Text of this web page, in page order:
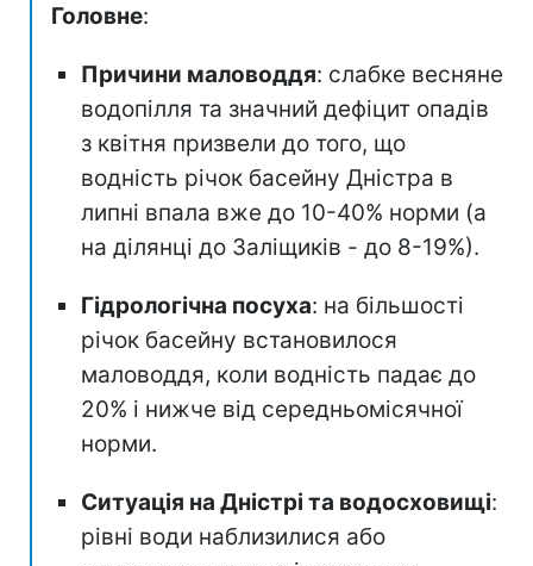
Головне:
Причини маловоддя: слабке весняне
водопілля та значний дефіцит опадів
з квітня призвели до того, що
водність річок басейну Дністра в
липні впала вже до 10-40% норми (а
на ділянці до Заліщиків - до 8-19%).
Гідрологічна посуха: на більшості
річок басейну встановилося
маловоддя, коли водність падає до
20% і нижче від середньомісячної
норми.
Ситуація на Дністрі та водосховищі:
рівні води наблизилися або